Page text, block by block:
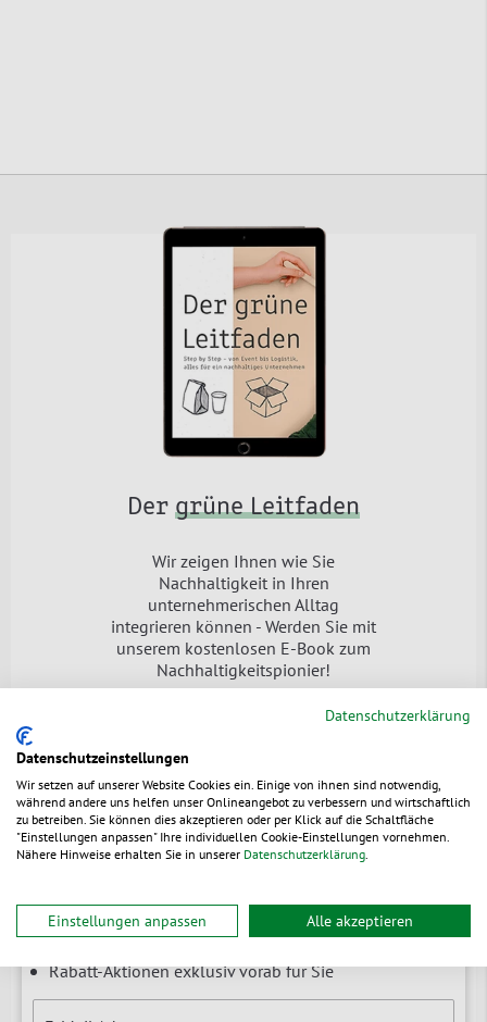
Newsletter
Erfahren Sie zuerst von Neuheiten
Rabatt-Aktionen exklusiv vorab für Sie
Der grüne Leitfaden
Wir zeigen Ihnen wie Sie
Nachhaltigkeit in Ihren
unternehmerischen Alltag
integrieren können - Werden Sie mit
unserem kostenlosen E-Book zum
Nachhaltigkeitspionier!
Datenschutzerklärung
Datenschutzeinstellungen
Wir setzen auf unserer Website Cookies ein. Einige von ihnen sind notwendig,
während andere uns helfen unser Onlineangebot zu verbessern und wirtschaftlich
zu betreiben. Sie können dies akzeptieren oder per Klick auf die Schaltfläche
"Einstellungen anpassen" Ihre individuellen Cookie-Einstellungen vornehmen.
Nähere Hinweise erhalten Sie in unserer Datenschutzerklärung.
Einstellungen anpassen Alle akzeptieren